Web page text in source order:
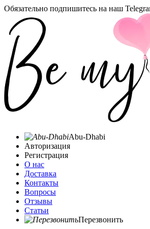
Обязательно подпишитесь на наш
Abu-Dhabi
Авторизация
Регистрация
О нас
Доставка
Контакты
Вопросы
Отзывы
Статьи
Перезвонить